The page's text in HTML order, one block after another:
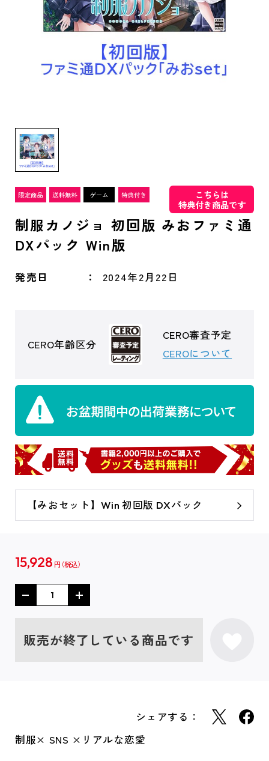
こちらは
特典付き商品です
制服カノジョ 初回版 みおファミ通
DXパック Win版
発売日 2024年2月22日
CERO年齢区分
CERO審査予定
CEROについて
【みおセット】Win 初回版 DXパック
15,928 円
販売が終了している商品です
シェアする：
制服× SNS ×リアルな恋愛